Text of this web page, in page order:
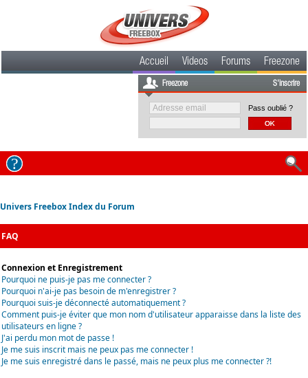
Accueil Videos Forums Freezone
Freezone S'inscrire
Pass oublié ?
Univers Freebox Index du Forum
FAQ
Connexion et Enregistrement
Pourquoi ne puis-je pas me connecter ?
Pourquoi n'ai-je pas besoin de m'enregistrer ?
Pourquoi suis-je déconnecté automatiquement ?
Comment puis-je éviter que mon nom d'utilisateur apparaisse dans la liste des
utilisateurs en ligne ?
J'ai perdu mon mot de passe !
Je me suis inscrit mais ne peux pas me connecter !
Je me suis enregistré dans le passé, mais ne peux plus me connecter ?!